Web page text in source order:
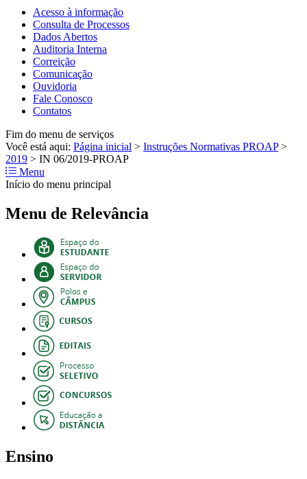
Acesso à informação
Consulta de Processos
Dados Abertos
Auditoria Interna
Correição
Comunicação
Ouvidoria
Fale Conosco
Contatos
Fim do menu de serviços
Você está aqui: Página inicial > Instruções Normativas PROAP >
2019 > IN 06/2019-PROAP
Menu
Início do menu principal
Menu de Relevância
Ensino